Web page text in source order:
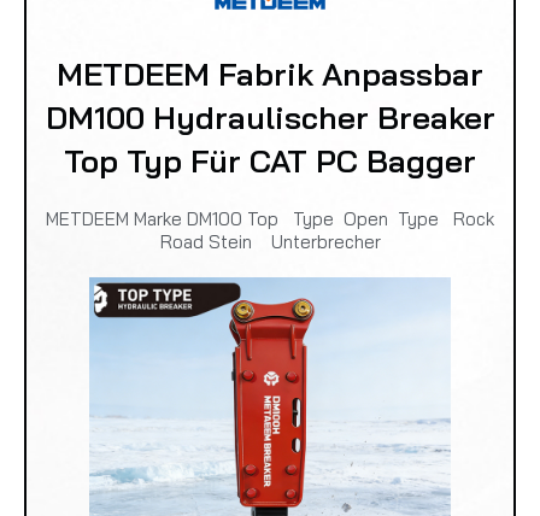
METDEEM Fabrik Anpassbar
DM100 Hydraulischer Breaker
Top Typ Für CAT PC Bagger
METDEEM Marke DM100 Top Type Open Type Rock
Road Stein Unterbrecher